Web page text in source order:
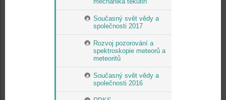
Současný svět vědy a
společnosti 2017
Rozvoj pozorování a
spektroskopie meteorů a
meteoritů
Současný svět vědy a
společnosti 2016